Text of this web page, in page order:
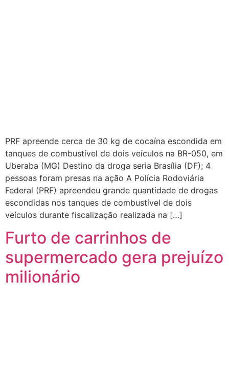
PRF apreende cerca de 30 kg de cocaína escondida em
tanques de combustível de dois veículos na BR-050, em
Uberaba (MG) Destino da droga seria Brasília (DF); 4
pessoas foram presas na ação A Polícia Rodoviária
Federal (PRF) apreendeu grande quantidade de drogas
escondidas nos tanques de combustível de dois
veículos durante fiscalização realizada na […]
Furto de carrinhos de
supermercado gera prejuízo
milionário